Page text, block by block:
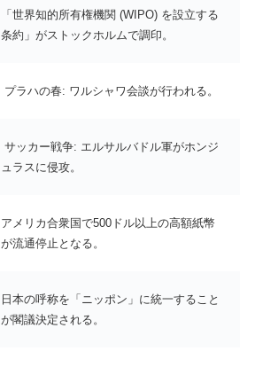
「世界知的所有権機関 (WIPO) を設立する
条約」がストックホルムで調印。
プラハの春: ワルシャワ会談が行われる。
サッカー戦争: エルサルバドル軍がホンジ
ュラスに侵攻。
アメリカ合衆国で500ドル以上の高額紙幣
が流通停止となる。
日本の呼称を「ニッポン」に統一すること
が閣議決定される。